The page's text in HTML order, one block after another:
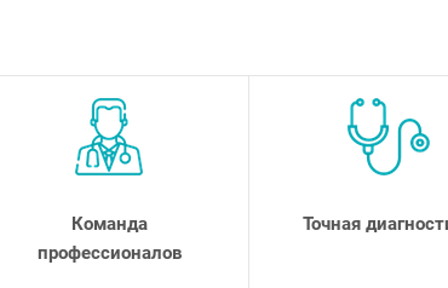
Команда
профессионалов
Точная